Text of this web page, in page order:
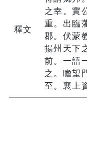
釋文
之幸。實
重。出臨
郡。伏蒙
揚州天下
前。一語
之。瞻望
至。襄上